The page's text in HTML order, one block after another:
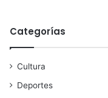
Categorías
Cultura
Deportes